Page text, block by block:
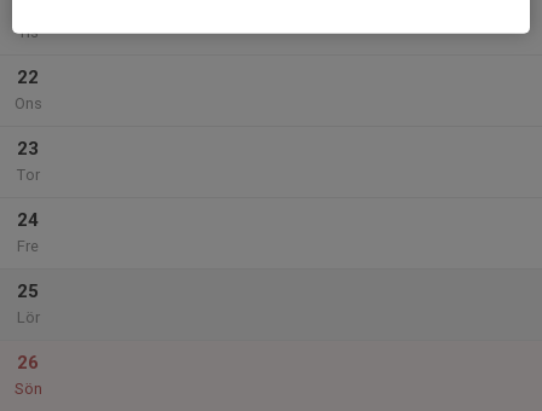
Tis
22
Ons
23
Tor
24
Fre
25
Lör
26
Sön